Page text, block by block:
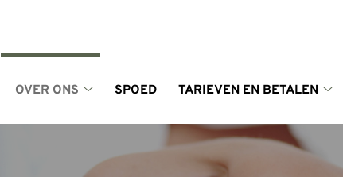
OVER ONS
ons
SPOED
TARIEVEN EN BETALEN
en